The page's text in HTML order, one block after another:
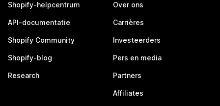
Shopify-helpcentrum
API-documentatie
Shopify Community
Shopify-blog
Research
Over ons
Carrières
Investeerders
Pers en media
Partners
Affiliates